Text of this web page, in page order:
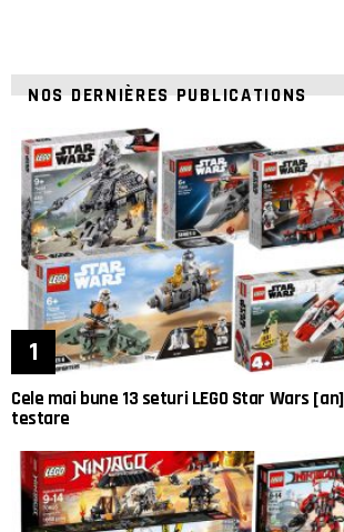
NOS DERNIÈRES PUBLICATIONS
Cele mai bune 13 seturi LEGO Star Wars
testare